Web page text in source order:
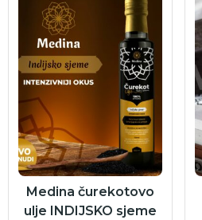
Medina čurekotovo
ulje INDIJSKO sjeme